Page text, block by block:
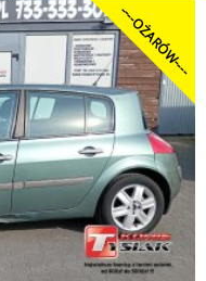
----OŻARÓW----